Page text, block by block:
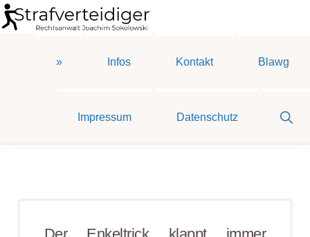
Zur
Hauptnavigation
Zum
Inhalt
Zur
Seitenspalte
Sokolowski
» Infos Kontakt Blawg
Impressum Datenschutz
Show